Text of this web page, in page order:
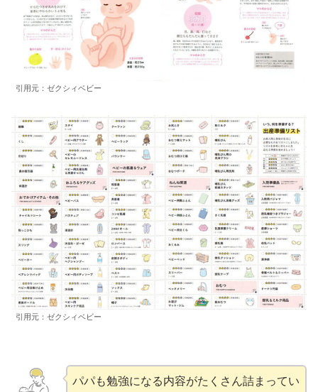
引用元：ゼクシィベビー
引用元：ゼクシィベビー
パパも勉強になる内容がたくさん詰まってい